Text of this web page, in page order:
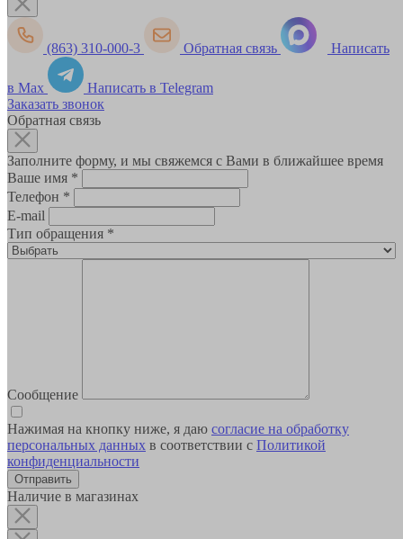
(863) 310-000-3 Обратная связь Написать
в Max
Написать в Telegram
Заказать звонок
Обратная связь
Заполните форму, и мы свяжемся с Вами в ближайшее время
Ваше имя *
Телефон *
E-mail
Тип обращения *
Сообщение
Нажимая на кнопку ниже, я даю согласие на обработку
персональных данных в соответствии с Политикой
конфиденциальности
Наличие в магазинах